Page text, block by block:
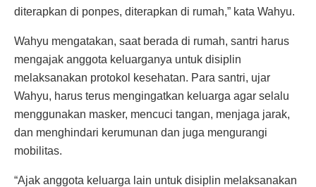
diterapkan di ponpes, diterapkan di rumah,” kata Wahyu.
Wahyu mengatakan, saat berada di rumah, santri harus
mengajak anggota keluarganya untuk disiplin
melaksanakan protokol kesehatan. Para santri, ujar
Wahyu, harus terus mengingatkan keluarga agar selalu
menggunakan masker, mencuci tangan, menjaga jarak,
dan menghindari kerumunan dan juga mengurangi
mobilitas.
“Ajak anggota keluarga lain untuk disiplin melaksanakan